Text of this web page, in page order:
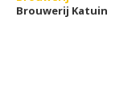
Brouwerij Katuin